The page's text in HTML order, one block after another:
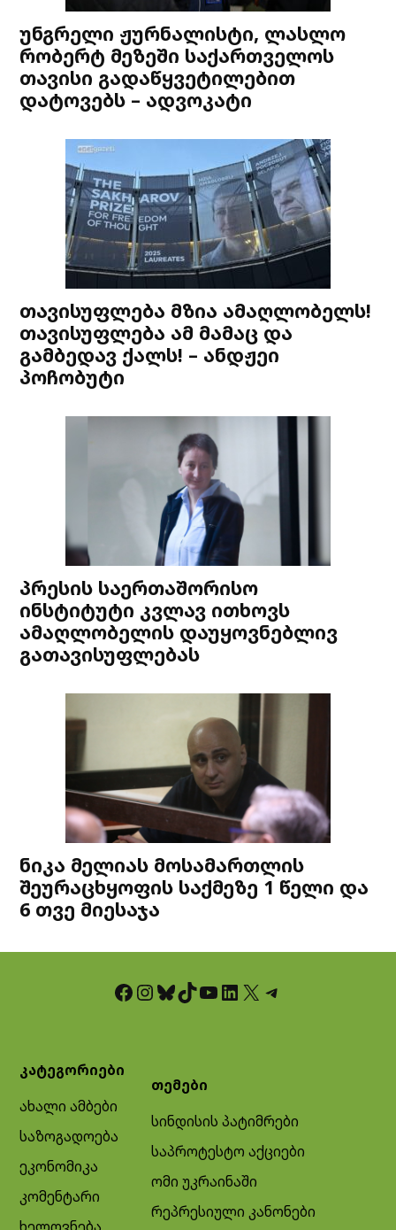
უნგრელი ჟურნალისტი, ლასლო
რობერტ მეზეში საქართველოს
თავისი გადაწყვეტილებით
დატოვებს – ადვოკატი
თავისუფლება მზია ამაღლობელს!
თავისუფლება ამ მამაც და
გამბედავ ქალს! – ანდჟეი
პოჩობუტი
პრესის საერთაშორისო
ინსტიტუტი კვლავ ითხოვს
ამაღლობელის დაუყოვნებლივ
გათავისუფლებას
ნიკა მელიას მოსამართლის
შეურაცხყოფის საქმეზე 1 წელი და
6 თვე მიესაჯა
Facebook InstagramBluesky TikTok YouTube LinkedIn X Telegram
კატეგორიები
ახალი ამბები
საზოგადოება
ეკონომიკა
კომენტარი
ხელოვნება
თემები
სინდისის პატიმრები
საპროტესტო აქციები
ომი უკრაინაში
რეპრესიული კანონები